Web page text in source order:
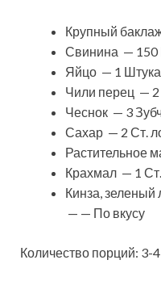
Крупный
Свинина — 150
Яйцо — 1 Штука
Чили перец — 2
Чеснок — 3
Сахар — 2 Ст.
Растительное
Крахмал — 1
Кинза, зеленый
— — По вкусу
Количество порций: 3-4